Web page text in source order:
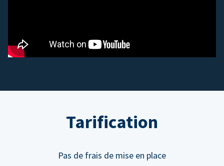
Tarification
Pas de frais de mise en place